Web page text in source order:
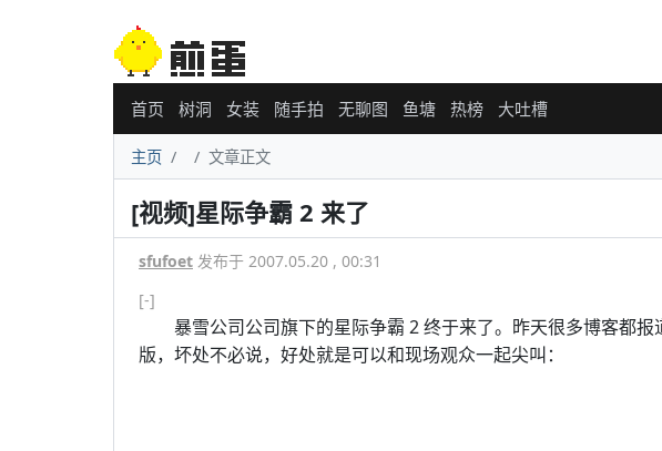
首页 树洞 女装 随手拍 无聊图 鱼塘 热榜 大吐槽
主页 文章正文
[视频]星际争霸 2 来了
sfufoet 发布于 2007.05.20 , 00:31
[-]
暴雪公司公司旗下的星际争霸 2 终于来了。昨天很多博客都报
版，坏处不必说，好处就是可以和现场观众一起尖叫：